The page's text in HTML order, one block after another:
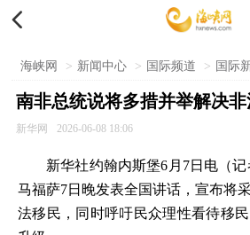

海峡网 > 新闻中心 > 国际频道 > 国际
南非总统说将多措并举解决
新华网 2026-06-08 18:06
新华社约翰内斯堡6月7日电（
马福萨7日晚发表全国讲话，宣布将
法移民，同时呼吁民众理性看待移